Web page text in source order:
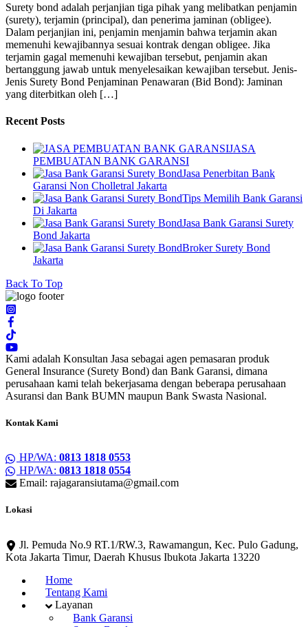
Surety bond adalah perjanjian tiga pihak yang melibatkan penjamin
(surety), terjamin (principal), dan penerima jaminan (obligee).
Dalam perjanjian ini, penjamin menjamin bahwa terjamin akan
memenuhi kewajibannya sesuai kontrak dengan obligee. Jika
terjamin gagal memenuhi kewajiban tersebut, penjamin akan
bertanggung jawab untuk menyelesaikan kewajiban tersebut. Jenis-
Jenis Surety Bond Penjaminan Penawaran (Bid Bond): Jaminan
yang diterbitkan oleh […]
Recent Posts
JASA
PEMBUATAN BANK GARANSI
Jasa Penerbitan Bank
Garansi Non Cholletral Jakarta
Tips Memilih Bank Garansi
Di Jakarta
Jasa Bank Garansi Surety
Bond Jakarta
Broker Surety Bond
Jakarta
Back To Top
Kami adalah Konsultan Jasa sebagai agen pemasaran produk
General Insurance (Surety Bond) dan Bank Garansi, dimana
perusahaan kami telah bekerjasama dengan beberapa perusahaan
Asuransi dan Bank BUMN maupun Bank Swasta Nasional.
Kontak Kami
HP/WA: 0813 1818 0553
HP/WA: 0813 1818 0554
Email: rajagaransiutama@gmail.com
Lokasi
Jl. Pemuda No.9 RT.1/RW.3, Rawamangun, Kec. Pulo Gadung,
Kota Jakarta Timur, Daerah Khusus Ibukota Jakarta 13220
Home
Tentang Kami
Layanan
Bank Garansi